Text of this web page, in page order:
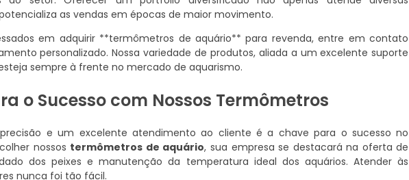
as vendas em épocas de maior movimento.
em adquirir **termômetros de aquário** para revenda, entre em contato
personalizado. Nossa variedade de produtos, aliada a um excelente suporte
sempre à frente no mercado de aquarismo.
o Sucesso com Nossos Termômetros
e um excelente atendimento ao cliente é a chave para o sucesso no
nossos termômetros de aquário, sua empresa se destacará na oferta de
dos peixes e manutenção da temperatura ideal dos aquários. Atender às
nunca foi tão fácil.